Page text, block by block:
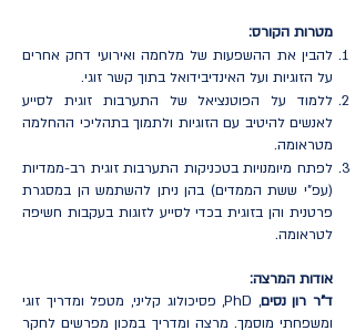
מטרות הקורס:
להבין את ההשפעות של מלחמה ואירועי דחק אחרים
על הזוגיות ועל האינדיבידואל בתוך קשר זוגי.
ללמוד על הפוטנציאל של התערבות זוגית לסייע
לאנשים להיטיב עם הזוגיות ולתמוך בתהליכי ההחלמה
מטראומה.
לפתח מיומנויות בטכניקות התערבות זוגית רב-ממדיות
(עפ"י ששת הממדים) בהן ניתן להשתמש הן במסגרת
פרטנית והן בזוגית בכדי לסייע לזוגות בעקבות חשיפה
לטראומה.
אודות המרצה:
ד"ר רון נסים
, PhD, פסיכולוג קליני, מטפל ומדריך זוגי
ומשפחתי מוסמך. מרצה ומדריך במכון מפרשים לחקר